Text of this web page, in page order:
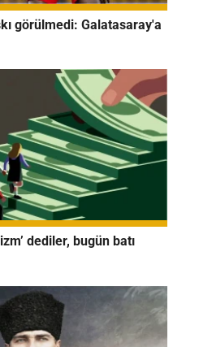
görülmedi: Galatasaray'a
dediler, bugün batı